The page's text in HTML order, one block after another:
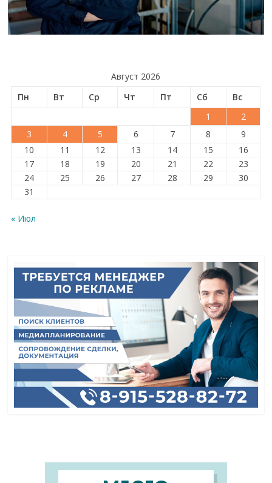
Август 2026
Пн
Вт Ср Чт Пт Сб
Вс
1
2
3
4 5 6 7 8
9
10
11 12 13 14 15
16
17
18 19 20 21 22
23
24
25 26 27 28 29
30
31
« Июл